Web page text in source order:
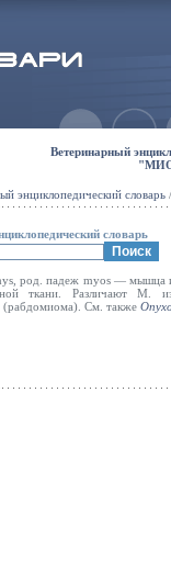
Ветеринарный
энциклопедический словарь /
словарь
род. падеж myos — мышца
ткани. Различают М.
(рабдомиома). См. также